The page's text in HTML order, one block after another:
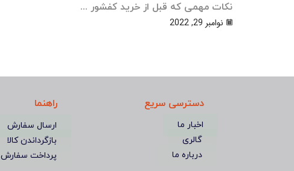
نکات مهمی که قبل از خرید کفشور ...
نوامبر 29, 2022
دسترسی سریع
اخبار ما
گالری
درباره ما
راهنما
ارسال سفارش
بازگرداندن کالا
پرداخت سفارش